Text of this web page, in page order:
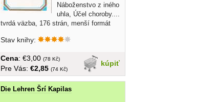
Náboženstvo z iného
uhla, Účel choroby....
tvrdá väzba, 176 strán, menší formát
Stav knihy:
kúpiť
Cena: €3,00 (78 Kč)
Pre Vás: €2,85 (74 Kč)
Die Lehren Šrí Kapilas